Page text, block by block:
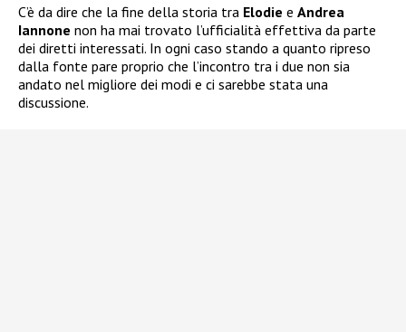
C’è da dire che la fine della storia tra Elodie e Andrea
Iannone non ha mai trovato l’ufficialità effettiva da parte
dei diretti interessati. In ogni caso stando a quanto ripreso
dalla fonte pare proprio che l’incontro tra i due non sia
andato nel migliore dei modi e ci sarebbe stata una
discussione.